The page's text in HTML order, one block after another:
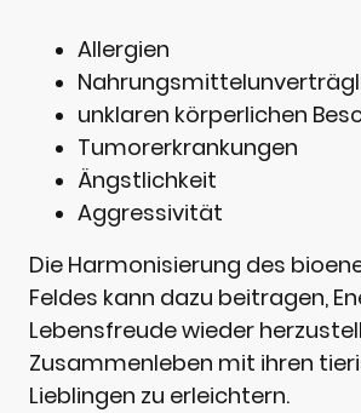
Allergien
unklaren körperlichen
Tumorerkrankungen
Ängstlichkeit
Aggressivität
Die Harmonisierung des
Feldes kann dazu beitragen,
Lebensfreude wieder
Zusammenleben mit ihren
Lieblingen zu erleichtern.